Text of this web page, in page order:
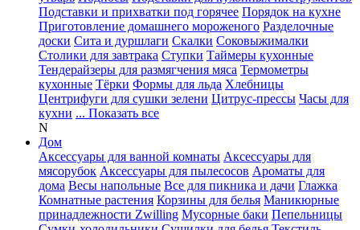
Подставки и прихватки под горячее Порядок на кухне
Приготовление домашнего мороженого Разделочные
доски Сита и дуршлаги Скалки Соковыжималки
Столики для завтрака Ступки Таймеры кухонные
Тендерайзеры для размягчения мяса Термометры
кухонные Тёрки Формы для льда Хлебницы
Центрифуги для сушки зелени Цитрус-прессы Часы для
кухни ... Показать все
N
Дом
Аксессуары для ванной комнаты Аксессуары для
мясорубок Аксессуары для пылесосов Ароматы для
дома Весы напольные Все для пикника и дачи Глажка
Комнатные растения Корзины для белья Маникюрные
принадлежности Zwilling Мусорные баки Пепельницы